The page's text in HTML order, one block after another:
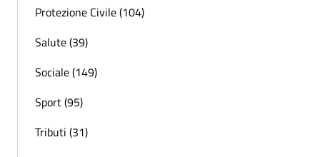
Protezione Civile (104)
Salute (39)
Sociale (149)
Sport (95)
Tributi (31)